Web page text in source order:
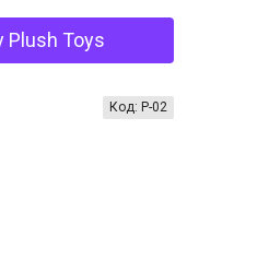
Plush Toys
Код: Р-02